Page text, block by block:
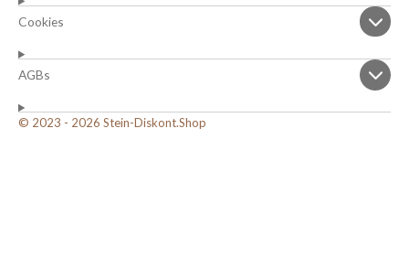
Cookies
AGBs
© 2023 - 2026 Stein-Diskont.Shop